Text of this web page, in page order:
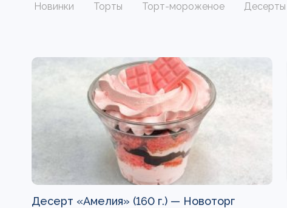
Новинки Торты Торт-мороженое Десерты
Десерт «Амелия» (160 г.) — Новоторг